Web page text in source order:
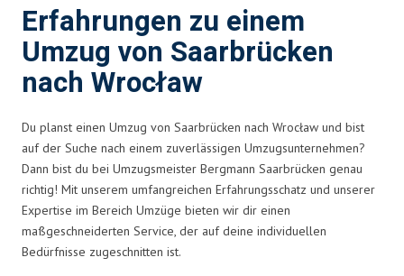
Erfahrungen zu einem
Umzug von Saarbrücken
nach Wrocław
Du planst einen Umzug von Saarbrücken nach Wrocław und bist
auf der Suche nach einem zuverlässigen Umzugsunternehmen?
Dann bist du bei Umzugsmeister Bergmann Saarbrücken genau
richtig! Mit unserem umfangreichen Erfahrungsschatz und unserer
Expertise im Bereich Umzüge bieten wir dir einen
maßgeschneiderten Service, der auf deine individuellen
Bedürfnisse zugeschnitten ist.